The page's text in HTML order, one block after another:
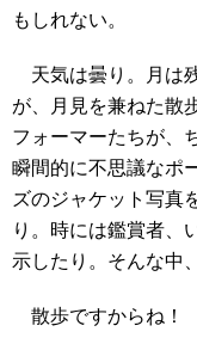
もしれない。
天気は曇り。月は
が、月見を兼ねた散
フォーマーたちが、
瞬間的に不思議なポ
ズのジャケット写真
り。時には鑑賞者、
示したり。そんな中
散歩ですからね！